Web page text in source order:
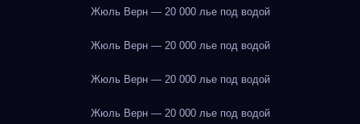
Жюль Верн — 20 000 лье под водой
Жюль Верн — 20 000 лье под водой
Жюль Верн — 20 000 лье под водой
Жюль Верн — 20 000 лье под водой